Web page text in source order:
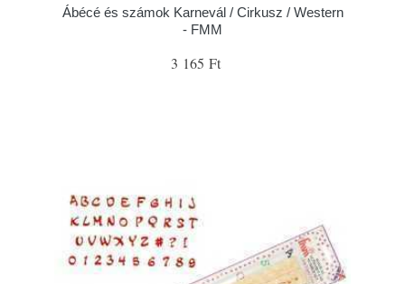
Ábécé és számok Karnevál / Cirkusz / Western
- FMM
3 165 Ft